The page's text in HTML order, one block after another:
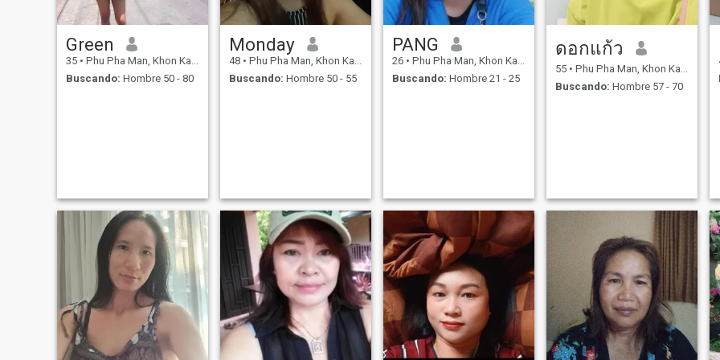
Green
35 • Phu Pha Man, Khon Kaen, Tailandia
Buscando: Hombre 50 - 80
Monday
48 • Phu Pha Man, Khon Kaen, Tailandia
Buscando: Hombre 50 - 55
PANG
26 • Phu Pha Man, Khon Kaen, Tailandia
Buscando: Hombre 21 - 25
ดอกแก้ว
55 • Phu Pha Man, Khon Kaen, Tailandia
Buscando: Hombre 57 - 70